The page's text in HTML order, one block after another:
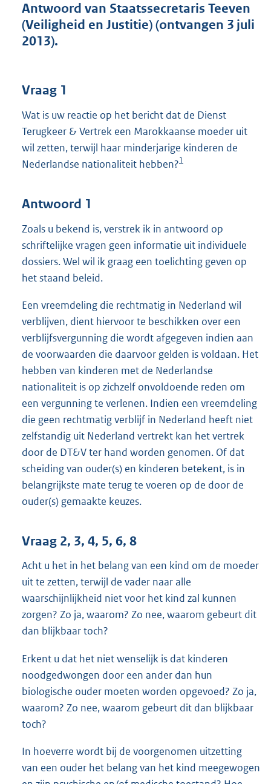
:
3
Antwoord van Staatssecretaris Teeven
(Veiligheid en Justitie) (ontvangen 3 juli
2013).
Vraag 1
Wat is uw reactie op het bericht dat de Dienst
Terugkeer & Vertrek een Marokkaanse moeder uit
wil zetten, terwijl haar minderjarige kinderen de
Nederlandse nationaliteit hebben?1
Antwoord 1
Zoals u bekend is, verstrek ik in antwoord op
schriftelijke vragen geen informatie uit individuele
dossiers. Wel wil ik graag een toelichting geven op
het staand beleid.
Een vreemdeling die rechtmatig in Nederland wil
verblijven, dient hiervoor te beschikken over een
verblijfsvergunning die wordt afgegeven indien aan
de voorwaarden die daarvoor gelden is voldaan. Het
hebben van kinderen met de Nederlandse
nationaliteit is op zichzelf onvoldoende reden om
een vergunning te verlenen. Indien een vreemdeling
die geen rechtmatig verblijf in Nederland heeft niet
zelfstandig uit Nederland vertrekt kan het vertrek
door de DT&V ter hand worden genomen. Of dat
scheiding van ouder(s) en kinderen betekent, is in
belangrijkste mate terug te voeren op de door de
ouder(s) gemaakte keuzes.
Vraag 2, 3, 4, 5, 6, 8
Acht u het in het belang van een kind om de moeder
uit te zetten, terwijl de vader naar alle
waarschijnlijkheid niet voor het kind zal kunnen
zorgen? Zo ja, waarom? Zo nee, waarom gebeurt dit
dan blijkbaar toch?
Erkent u dat het niet wenselijk is dat kinderen
noodgedwongen door een ander dan hun
biologische ouder moeten worden opgevoed? Zo ja,
waarom? Zo nee, waarom gebeurt dit dan blijkbaar
toch?
In hoeverre wordt bij de voorgenomen uitzetting
van een ouder het belang van het kind meegewogen